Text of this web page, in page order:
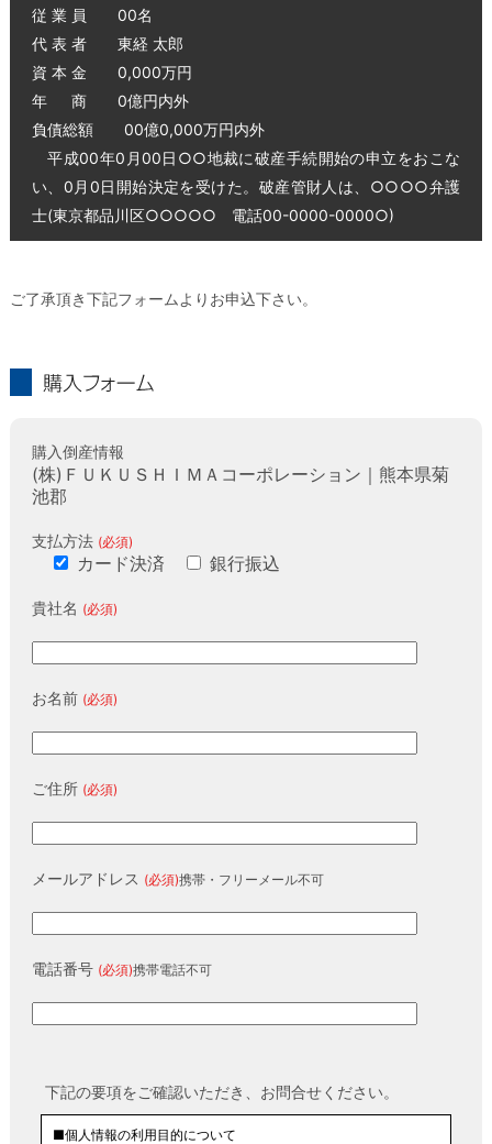
従 業 員 00名
代 表 者 東経 太郎
資 本 金 0,000万円
年 商 0億円内外
負債総額 00億0,000万円内外
平成00年0月00日○○地裁に破産手続開始の申立をおこな
い、0月0日開始決定を受けた。破産管財人は、○○○○弁護
士(東京都品川区○○○○○ 電話00-0000-0000○)
ご了承頂き下記フォームよりお申込下さい。
購入倒産情報
(株)ＦＵＫＵＳＨＩＭＡコーポレーション｜熊本県菊
池郡
支払方法 (必須)
カード決済 銀行振込
貴社名 (必須)
お名前 (必須)
ご住所 (必須)
メールアドレス (必須)携帯・フリーメール不可
電話番号 (必須)携帯電話不可
下記の要項をご確認いただき、お問合せください。
■個人情報の利用目的について